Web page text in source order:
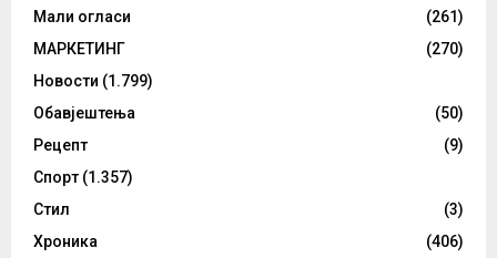
Мали огласи
(261)
МАРКЕТИНГ
(270)
Новости (1.799)
Обавјештења
(50)
Рецепт
(9)
Спорт (1.357)
Стил
(3)
Хроника
(406)